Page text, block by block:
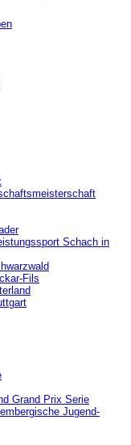
Schach in
Fils
Grand Prix Serie
Jugend-